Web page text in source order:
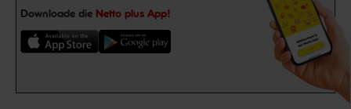
Downloade die Netto plus App!